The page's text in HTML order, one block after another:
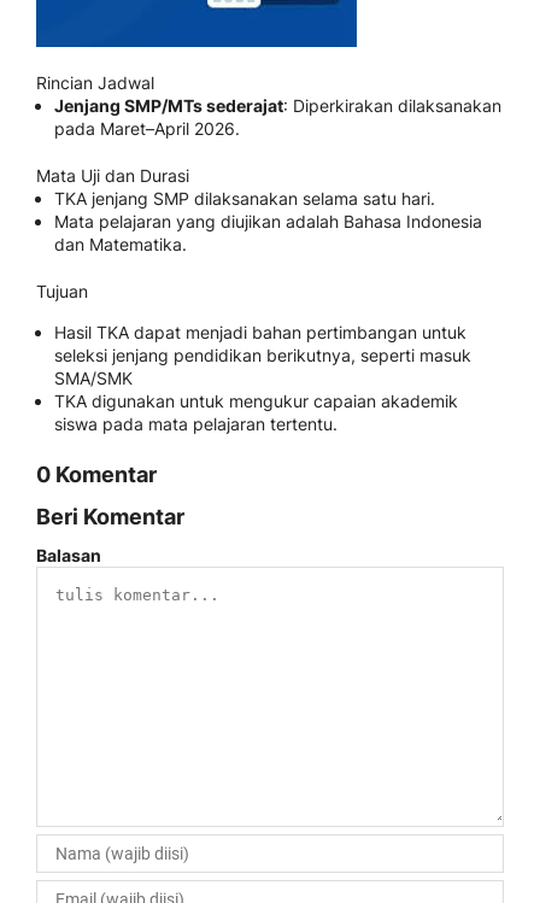
Rincian Jadwal
Jenjang SMP/MTs sederajat: Diperkirakan dilaksanakan
pada Maret–April 2026.
Mata Uji dan Durasi
TKA jenjang SMP dilaksanakan selama satu hari.
Mata pelajaran yang diujikan adalah Bahasa Indonesia
dan Matematika.
Tujuan
Hasil TKA dapat menjadi bahan pertimbangan untuk
seleksi jenjang pendidikan berikutnya, seperti masuk
SMA/SMK
TKA digunakan untuk mengukur capaian akademik
siswa pada mata pelajaran tertentu.
0 Komentar
Beri Komentar
Balasan